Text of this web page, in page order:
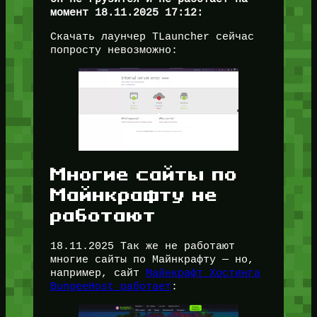
момент 18.11.2025 17:12:
Скачать лаунчер TLauncher сейчас
попросту невозможно:
Многие сайты по
Майнкрафту не
работают
18.11.2025 Так же не работают
многие сайты по Майнкрафту — но,
например, сайт
Майнкрафт Хостинга
BungeeHost работает :